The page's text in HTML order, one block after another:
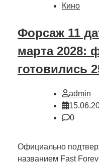
Кино
Форсаж 11
марта 2028:
готовились
admin
0
Официально
названием Fast